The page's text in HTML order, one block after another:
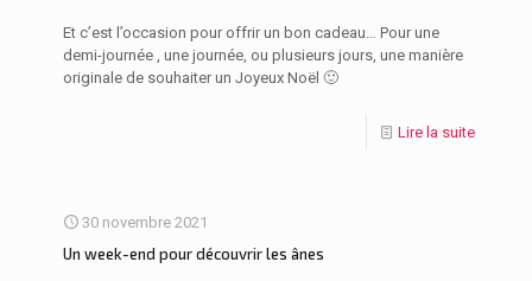
Et c’est l’occasion pour offrir un bon cadeau… Pour une
demi-journée , une journée, ou plusieurs jours, une manière
originale de souhaiter un Joyeux Noël 🙂
Lire la suite
30 novembre 2021
Un week-end pour découvrir les ânes